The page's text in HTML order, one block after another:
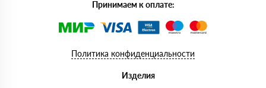
Принимаем к оплате:
Политика конфиденциальности
Изделия